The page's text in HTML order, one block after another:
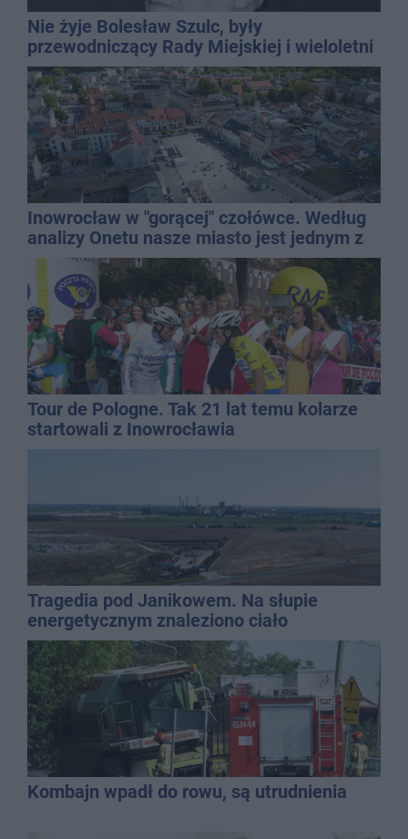
Nie żyje Bolesław Szulc, były
przewodniczący Rady Miejskiej i wieloletni
dyrektor SP 14
Inowrocław w "gorącej" czołówce. Według
analizy Onetu nasze miasto jest jednym z
najbardziej narażonych na upały
Tour de Pologne. Tak 21 lat temu kolarze
startowali z Inowrocławia
Tragedia pod Janikowem. Na słupie
energetycznym znaleziono ciało
mężczyzny
Kombajn wpadł do rowu, są utrudnienia